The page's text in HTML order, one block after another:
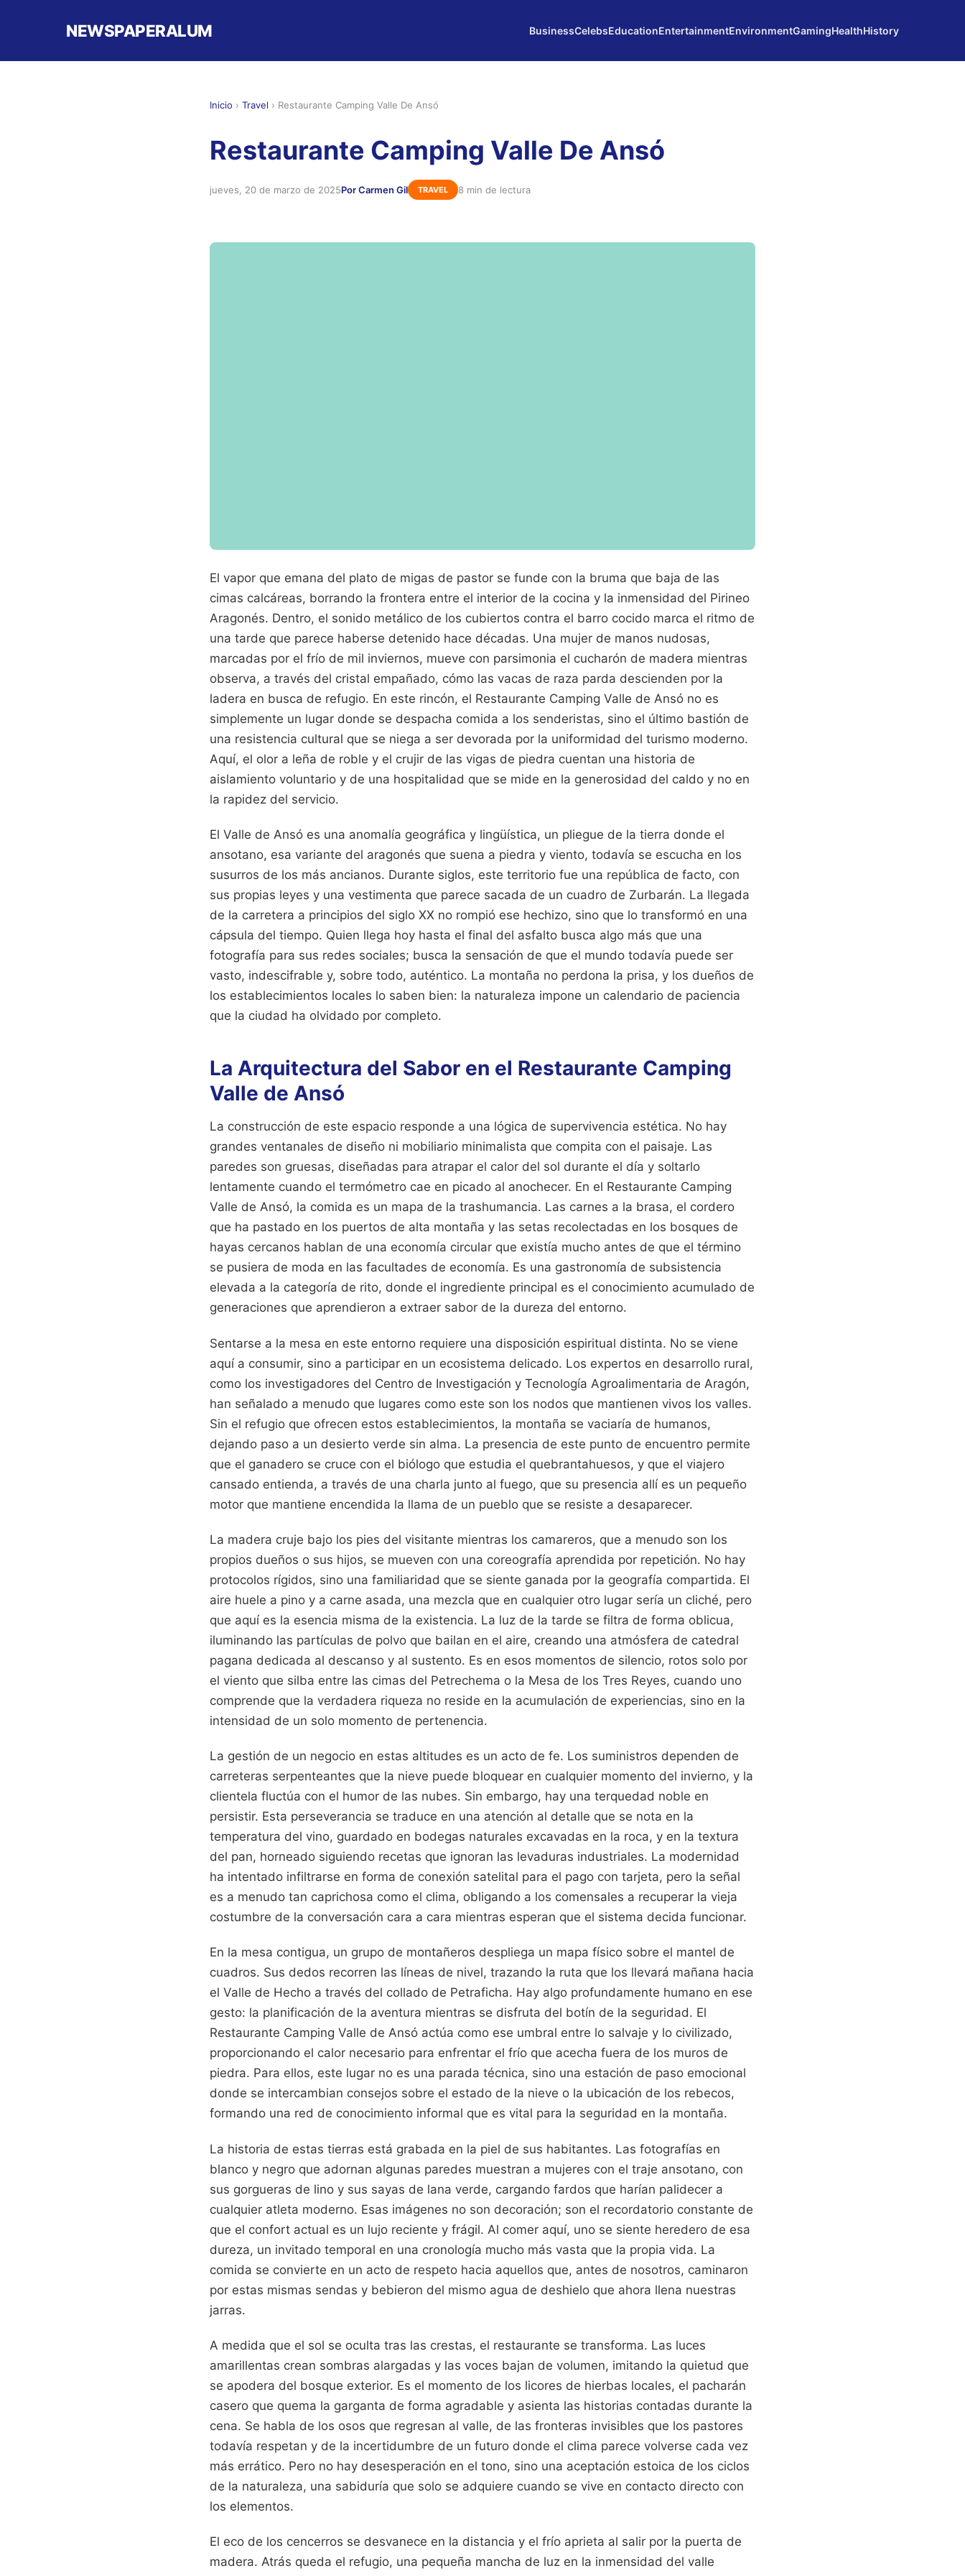
NEWSPAPERALUM BusinessCelebsEducationEntertainmentEnvironmentGamingHealthHistory
Inicio › Travel › Restaurante Camping Valle De Ansó
Restaurante Camping Valle De Ansó
jueves, 20 de marzo de 2025Por Carmen Gil TRAVEL 8 min de lectura
El vapor que emana del plato de migas de pastor se funde con la bruma que baja de las
cimas calcáreas, borrando la frontera entre el interior de la cocina y la inmensidad del Pirineo
Aragonés. Dentro, el sonido metálico de los cubiertos contra el barro cocido marca el ritmo de
una tarde que parece haberse detenido hace décadas. Una mujer de manos nudosas,
marcadas por el frío de mil inviernos, mueve con parsimonia el cucharón de madera mientras
observa, a través del cristal empañado, cómo las vacas de raza parda descienden por la
ladera en busca de refugio. En este rincón, el Restaurante Camping Valle de Ansó no es
simplemente un lugar donde se despacha comida a los senderistas, sino el último bastión de
una resistencia cultural que se niega a ser devorada por la uniformidad del turismo moderno.
Aquí, el olor a leña de roble y el crujir de las vigas de piedra cuentan una historia de
aislamiento voluntario y de una hospitalidad que se mide en la generosidad del caldo y no en
la rapidez del servicio.
El Valle de Ansó es una anomalía geográfica y lingüística, un pliegue de la tierra donde el
ansotano, esa variante del aragonés que suena a piedra y viento, todavía se escucha en los
susurros de los más ancianos. Durante siglos, este territorio fue una república de facto, con
sus propias leyes y una vestimenta que parece sacada de un cuadro de Zurbarán. La llegada
de la carretera a principios del siglo XX no rompió ese hechizo, sino que lo transformó en una
cápsula del tiempo. Quien llega hoy hasta el final del asfalto busca algo más que una
fotografía para sus redes sociales; busca la sensación de que el mundo todavía puede ser
vasto, indescifrable y, sobre todo, auténtico. La montaña no perdona la prisa, y los dueños de
los establecimientos locales lo saben bien: la naturaleza impone un calendario de paciencia
que la ciudad ha olvidado por completo.
La Arquitectura del Sabor en el Restaurante Camping
Valle de Ansó
La construcción de este espacio responde a una lógica de supervivencia estética. No hay
grandes ventanales de diseño ni mobiliario minimalista que compita con el paisaje. Las
paredes son gruesas, diseñadas para atrapar el calor del sol durante el día y soltarlo
lentamente cuando el termómetro cae en picado al anochecer. En el Restaurante Camping
Valle de Ansó, la comida es un mapa de la trashumancia. Las carnes a la brasa, el cordero
que ha pastado en los puertos de alta montaña y las setas recolectadas en los bosques de
hayas cercanos hablan de una economía circular que existía mucho antes de que el término
se pusiera de moda en las facultades de economía. Es una gastronomía de subsistencia
elevada a la categoría de rito, donde el ingrediente principal es el conocimiento acumulado de
generaciones que aprendieron a extraer sabor de la dureza del entorno.
Sentarse a la mesa en este entorno requiere una disposición espiritual distinta. No se viene
aquí a consumir, sino a participar en un ecosistema delicado. Los expertos en desarrollo rural,
como los investigadores del Centro de Investigación y Tecnología Agroalimentaria de Aragón,
han señalado a menudo que lugares como este son los nodos que mantienen vivos los valles.
Sin el refugio que ofrecen estos establecimientos, la montaña se vaciaría de humanos,
dejando paso a un desierto verde sin alma. La presencia de este punto de encuentro permite
que el ganadero se cruce con el biólogo que estudia el quebrantahuesos, y que el viajero
cansado entienda, a través de una charla junto al fuego, que su presencia allí es un pequeño
motor que mantiene encendida la llama de un pueblo que se resiste a desaparecer.
La madera cruje bajo los pies del visitante mientras los camareros, que a menudo son los
propios dueños o sus hijos, se mueven con una coreografía aprendida por repetición. No hay
protocolos rígidos, sino una familiaridad que se siente ganada por la geografía compartida. El
aire huele a pino y a carne asada, una mezcla que en cualquier otro lugar sería un cliché, pero
que aquí es la esencia misma de la existencia. La luz de la tarde se filtra de forma oblicua,
iluminando las partículas de polvo que bailan en el aire, creando una atmósfera de catedral
pagana dedicada al descanso y al sustento. Es en esos momentos de silencio, rotos solo por
el viento que silba entre las cimas del Petrechema o la Mesa de los Tres Reyes, cuando uno
comprende que la verdadera riqueza no reside en la acumulación de experiencias, sino en la
intensidad de un solo momento de pertenencia.
La gestión de un negocio en estas altitudes es un acto de fe. Los suministros dependen de
carreteras serpenteantes que la nieve puede bloquear en cualquier momento del invierno, y la
clientela fluctúa con el humor de las nubes. Sin embargo, hay una terquedad noble en
persistir. Esta perseverancia se traduce en una atención al detalle que se nota en la
temperatura del vino, guardado en bodegas naturales excavadas en la roca, y en la textura
del pan, horneado siguiendo recetas que ignoran las levaduras industriales. La modernidad
ha intentado infiltrarse en forma de conexión satelital para el pago con tarjeta, pero la señal
es a menudo tan caprichosa como el clima, obligando a los comensales a recuperar la vieja
costumbre de la conversación cara a cara mientras esperan que el sistema decida funcionar.
En la mesa contigua, un grupo de montañeros despliega un mapa físico sobre el mantel de
cuadros. Sus dedos recorren las líneas de nivel, trazando la ruta que los llevará mañana hacia
el Valle de Hecho a través del collado de Petraficha. Hay algo profundamente humano en ese
gesto: la planificación de la aventura mientras se disfruta del botín de la seguridad. El
Restaurante Camping Valle de Ansó actúa como ese umbral entre lo salvaje y lo civilizado,
proporcionando el calor necesario para enfrentar el frío que acecha fuera de los muros de
piedra. Para ellos, este lugar no es una parada técnica, sino una estación de paso emocional
donde se intercambian consejos sobre el estado de la nieve o la ubicación de los rebecos,
formando una red de conocimiento informal que es vital para la seguridad en la montaña.
La historia de estas tierras está grabada en la piel de sus habitantes. Las fotografías en
blanco y negro que adornan algunas paredes muestran a mujeres con el traje ansotano, con
sus gorgueras de lino y sus sayas de lana verde, cargando fardos que harían palidecer a
cualquier atleta moderno. Esas imágenes no son decoración; son el recordatorio constante de
que el confort actual es un lujo reciente y frágil. Al comer aquí, uno se siente heredero de esa
dureza, un invitado temporal en una cronología mucho más vasta que la propia vida. La
comida se convierte en un acto de respeto hacia aquellos que, antes de nosotros, caminaron
por estas mismas sendas y bebieron del mismo agua de deshielo que ahora llena nuestras
jarras.
A medida que el sol se oculta tras las crestas, el restaurante se transforma. Las luces
amarillentas crean sombras alargadas y las voces bajan de volumen, imitando la quietud que
se apodera del bosque exterior. Es el momento de los licores de hierbas locales, el pacharán
casero que quema la garganta de forma agradable y asienta las historias contadas durante la
cena. Se habla de los osos que regresan al valle, de las fronteras invisibles que los pastores
todavía respetan y de la incertidumbre de un futuro donde el clima parece volverse cada vez
más errático. Pero no hay desesperación en el tono, sino una aceptación estoica de los ciclos
de la naturaleza, una sabiduría que solo se adquiere cuando se vive en contacto directo con
los elementos.
El eco de los cencerros se desvanece en la distancia y el frío aprieta al salir por la puerta de
madera. Atrás queda el refugio, una pequeña mancha de luz en la inmensidad del valle